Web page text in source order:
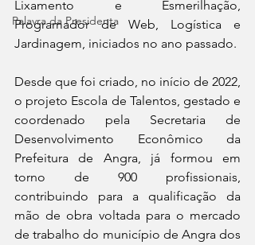
Palavra da Presidenta
Lixamento e Esmerilhação,
Programador de Web, Logística e
Jardinagem, iniciados no ano passado.
Desde que foi criado, no início de 2022,
o projeto Escola de Talentos, gestado e
coordenado pela Secretaria de
Desenvolvimento Econômico da
Prefeitura de Angra, já formou em
torno de 900 profissionais,
contribuindo para a qualificação da
mão de obra voltada para o mercado
de trabalho do município de Angra dos